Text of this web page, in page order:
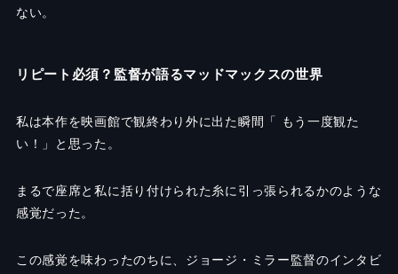
ない。
リピート必須？監督が語るマッドマックスの世界
私は本作を映画館で観終わり外に出た瞬間「 もう一度観た
い！」と思った。
まるで座席と私に括り付けられた糸に引っ張られるかのような
感覚だった。
この感覚を味わったのちに、ジョージ・ミラー監督のインタビ